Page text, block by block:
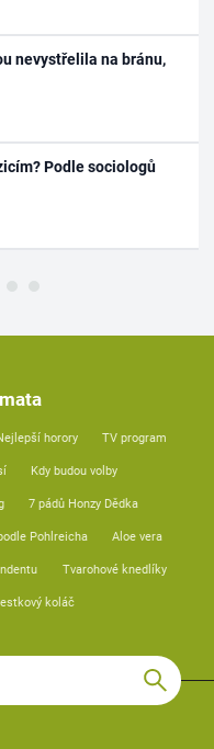
nevystřelila na bránu,
Podle sociologů
horory TV program
Kdy budou volby
7 pádů Honzy Dědka
Pohlreicha Aloe vera
Tvarohové knedlíky
koláč